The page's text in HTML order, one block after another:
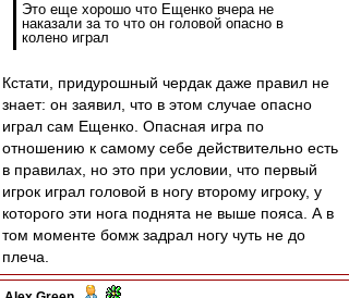
Это еще хорошо что Ещенко вчера не
наказали за то что он головой опасно в
колено играл
Кстати, придурошный чердак даже правил не
знает: он заявил, что в этом случае опасно
играл сам Ещенко. Опасная игра по
отношению к самому себе действительно есть
в правилах, но это при условии, что первый
игрок играл головой в ногу второму игроку, у
которого эти нога поднята не выше пояса. А в
том моменте бомж задрал ногу чуть не до
плеча.